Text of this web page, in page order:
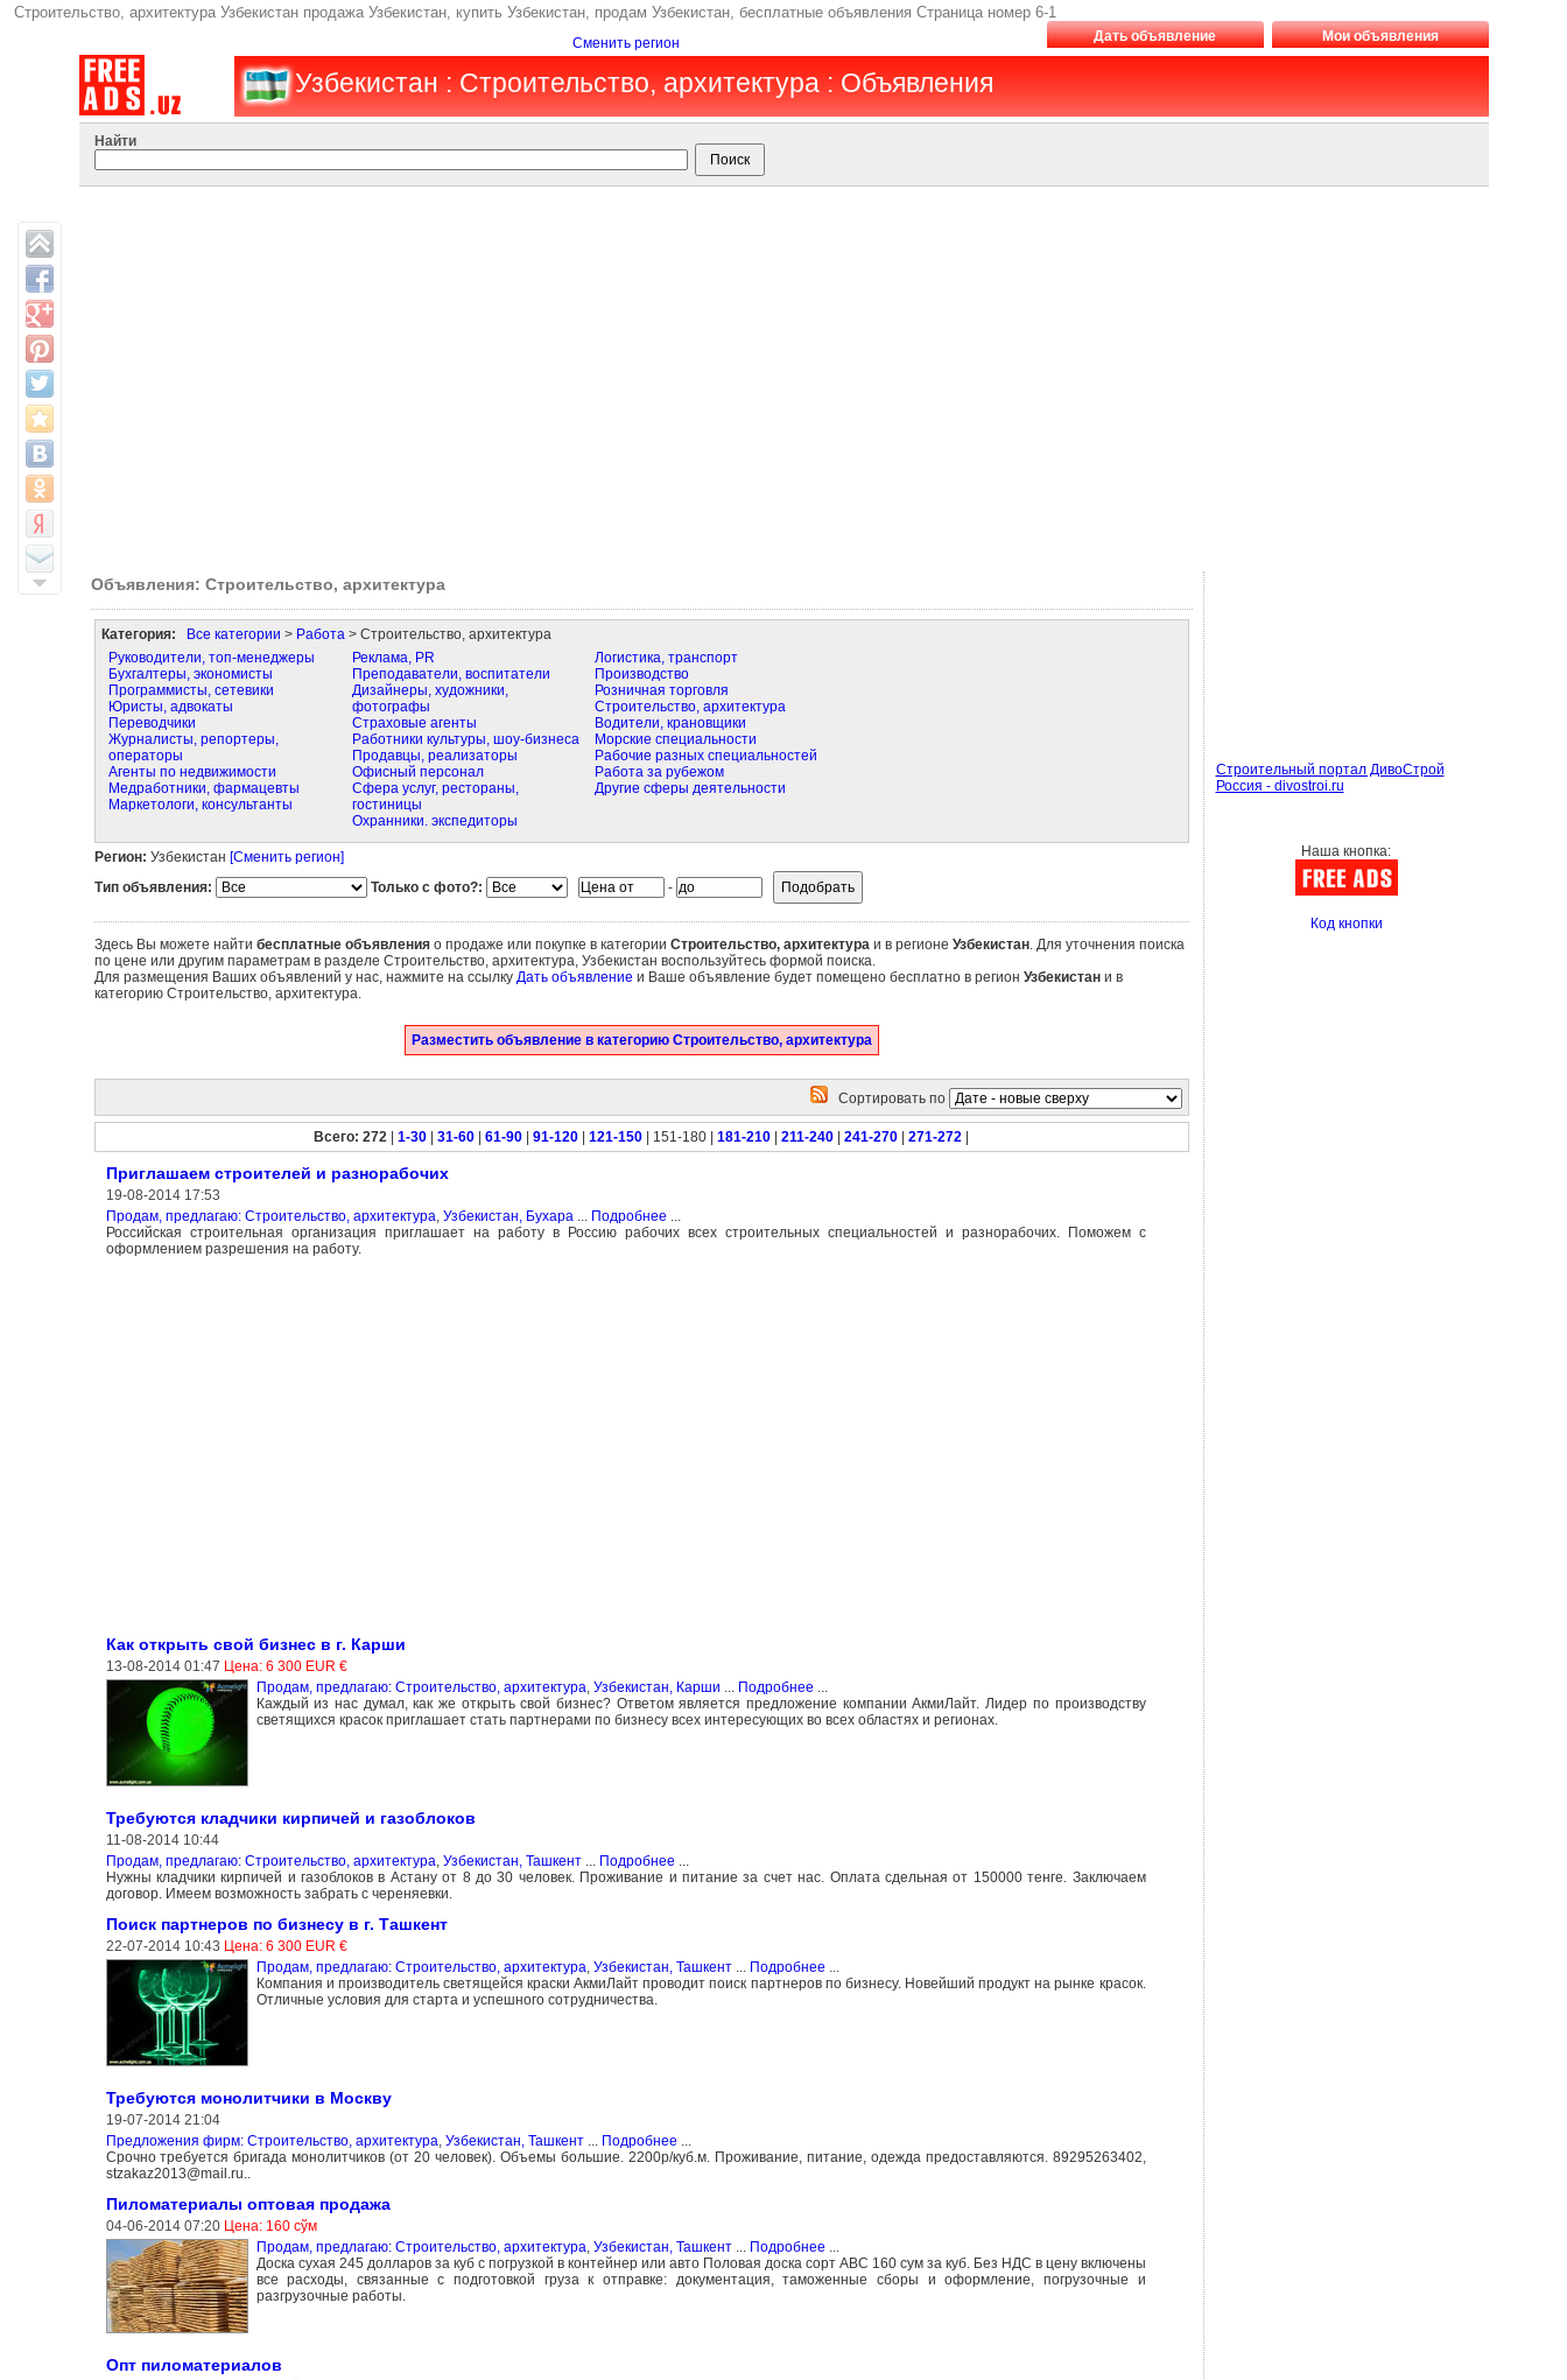
Строительство, архитектура Узбекистан продажа Узбекистан, купить Узбекистан, продам Узбекистан, бесплатные объявления Страница номер 6-1
Сменить регион Дать объявление Мои объявления
Узбекистан : Строительство, архитектура : Объявления
Найти
Объявления: Строительство, архитектура
Категория: Все категории > Работа> Строительство, архитектура
Руководители, топ-менеджеры
Бухгалтеры, экономисты
Программисты, сетевики
Юристы, адвокаты
Переводчики
Журналисты, репортеры,
операторы
Агенты по недвижимости
Медработники, фармацевты
Маркетологи, консультанты
Реклама, PR
Преподаватели, воспитатели
Дизайнеры, художники,
фотографы
Страховые агенты
Работники культуры, шоу-бизнеса
Продавцы, реализаторы
Офисный персонал
Сфера услуг, рестораны,
гостиницы
Охранники. экспедиторы
Логистика, транспорт
Производство
Розничная торговля
Строительство, архитектура
Водители, крановщики
Морские специальности
Рабочие разных специальностей
Работа за рубежом
Другие сферы деятельности
Регион: Узбекистан [Сменить регион]
Тип объявления:
Только с фото?: -
Здесь Вы можете найти бесплатные объявленияо продаже или покупке в категории Строительство, архитектураи в регионе Узбекистан. Для уточнения поиска
по цене или другим параметрам в разделе Строительство, архитектура, Узбекистан воспользуйтесь формой поиска.
Для размещения Ваших объявлений у нас, нажмите на ссылку Дать объявление и Ваше объявление будет помещено бесплатно в регион Узбекистани в
категорию Строительство, архитектура.
Разместить объявление в категорию Строительство, архитектура
Сортировать по
Всего: 272 1-30 31-60 61-90 91-120 121-150 | 151-180 | 181-210 211-240 241-270 271-272
Приглашаем строителей и разнорабочих
19-08-2014 17:53
Продам, предлагаю: Строительство, архитектура, Узбекистан, Бухара... Подробнее ...
Российская строительная организация приглашает на работу в Россию рабочих всех строительных специальностей и разнорабочих. Поможем с
оформлением разрешения на работу.
Как открыть свой бизнес в г. Карши
13-08-2014 01:47 Цена: 6 300 EUR €
Продам, предлагаю: Строительство, архитектура, Узбекистан, Карши ... Подробнее ...
Каждый из нас думал, как же открыть свой бизнес? Ответом является предложение компании АкмиЛайт. Лидер по производству
светящихся красок приглашает стать партнерами по бизнесу всех интересующих во всех областях и регионах.
Требуются кладчики кирпичей и газоблоков
11-08-2014 10:44
Продам, предлагаю: Строительство, архитектура, Узбекистан, Ташкент... Подробнее ...
Нужны кладчики кирпичей и газоблоков в Астану от 8 до 30 человек. Проживание и питание за счет нас. Оплата сдельная от 150000 тенге. Заключаем
договор. Имеем возможность забрать с череняевки.
Поиск партнеров по бизнесу в г. Ташкент
22-07-2014 10:43 Цена: 6 300 EUR €
Продам, предлагаю: Строительство, архитектура, Узбекистан, Ташкент... Подробнее ...
Компания и производитель светящейся краски АкмиЛайт проводит поиск партнеров по бизнесу. Новейший продукт на рынке красок.
Отличные условия для старта и успешного сотрудничества.
Требуются монолитчики в Москву
19-07-2014 21:04
Предложения фирм: Строительство, архитектура, Узбекистан, Ташкент... Подробнее ...
Срочно требуется бригада монолитчиков (от 20 человек). Объемы большие. 2200р/куб.м. Проживание, питание, одежда предоставляются. 89295263402,
stzakaz2013@mail.ru..
Пиломатериалы оптовая продажа
04-06-2014 07:20 Цена: 160 сўм
Продам, предлагаю: Строительство, архитектура, Узбекистан, Ташкент... Подробнее ...
Доска сухая 245 долларов за куб с погрузкой в контейнер или авто Половая доска сорт ABC 160 сум за куб. Без НДС в цену включены
все расходы, связанные с подготовкой груза к отправке: документация, таможенные сборы и оформление, погрузочные и
разгрузочные работы.
Опт пиломатериалов
Строительный портал ДивоСтрой
Россия - divostroi.ru
Наша кнопка:
Код кнопки